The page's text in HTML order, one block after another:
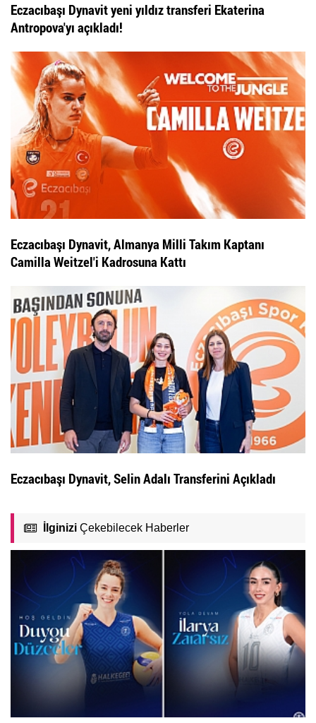
Eczacıbaşı Dynavit yeni yıldız transferi Ekaterina
Antropova'yı açıkladı!
Eczacıbaşı Dynavit, Almanya Milli Takım Kaptanı
Camilla Weitzel'i Kadrosuna Kattı
Eczacıbaşı Dynavit, Selin Adalı Transferini Açıkladı
İlginizi Çekebilecek Haberler